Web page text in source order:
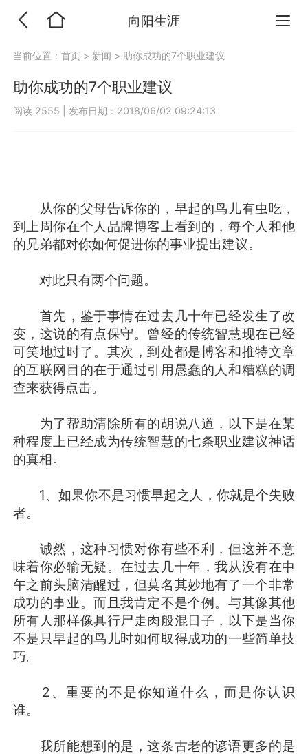
向阳生涯
当前位置：首页 > 新闻 > 助你成功的7个职业建议
助你成功的7个职业建议
阅读 2555 发布日期：2018/06/02 09:24:13
从你的父母告诉你的，早起的鸟儿有虫吃，
到上周你在个人品牌博客上看到的，每个人和他
的兄弟都对你如何促进你的事业提出建议。
对此只有两个问题。
首先，鉴于事情在过去几十年已经发生了改
变，这说的有点保守。曾经的传统智慧现在已经
可笑地过时了。其次，到处都是博客和推特文章
的互联网目的在于通过引用愚蠢的人和糟糕的调
查来获得点击。
为了帮助清除所有的胡说八道，以下是在某
种程度上已经成为传统智慧的七条职业建议神话
的真相。
1、如果你不是习惯早起之人，你就是个失败
者。
诚然，这种习惯对你有些不利，但这并不意
味着你必输无疑。在过去几十年，我从没有在中
午之前头脑清醒过，但莫名其妙地有了一个非常
成功的事业。而且我肯定不是个例。与其像其他
所有人那样像具行尸走肉般混日子，以下是当你
不是只早起的鸟儿时如何取得成功的一些简单技
巧。
2、重要的不是你知道什么，而是你认识
谁。
我所能想到的是，这条古老的谚语更多的是